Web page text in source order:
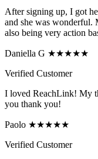
After signing up, I got
and she was wonderful.
also being very action
Daniella G ★★★★★
Verified Customer
I loved ReachLink! My
you thank you!
Paolo ★★★★★
Verified Customer